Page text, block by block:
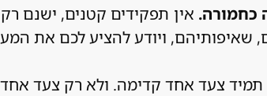
כחמורה. אין תפקידים קטנים, ישנם
שאיפותיהם, ויודע להציע לכם את
תמיד צעד אחד קדימה. ולא רק צעד